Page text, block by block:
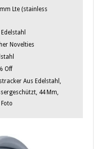
Lte (stainless
Novelties
Off
Aus Edelstahl,
44 Mm,